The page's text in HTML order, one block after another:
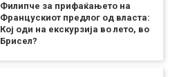
Филипче за прифаќањето на
Францускиот предлог од власта:
Кој оди на екскурзија во лето, во
Брисел?